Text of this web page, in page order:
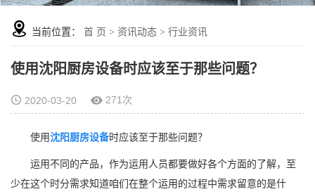
当前位置： 首 页 > 资讯动态 > 行业资讯
使用沈阳厨房设备时应该至于那些问题？
2020-03-20 271次
使用沈阳厨房设备时应该至于那些问题？
运用不同的产品，作为运用人员都要做好各个方面的了解，至
少在这个时分需求知道咱们在整个运用的过程中需求留意的是什